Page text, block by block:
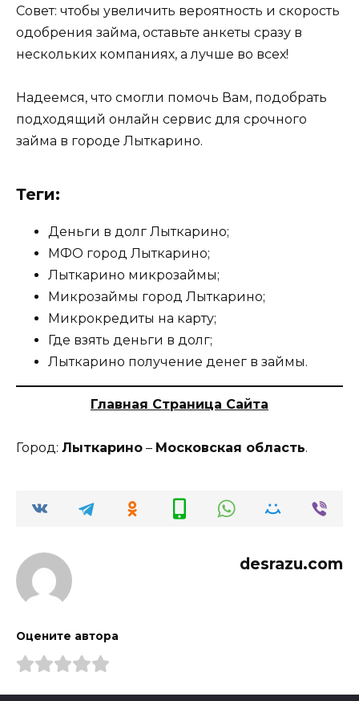
Совет: чтобы увеличить вероятность и скорость
одобрения займа, оставьте анкеты сразу в
нескольких компаниях, а лучше во всех!
Надеемся, что смогли помочь Вам, подобрать
подходящий онлайн сервис для срочного
займа в городе Лыткарино.
Теги:
Деньги в долг Лыткарино;
МФО город Лыткарино;
Лыткарино микрозаймы;
Микрозаймы город Лыткарино;
Микрокредиты на карту;
Где взять деньги в долг;
Лыткарино получение денег в займы.
Главная Страница Сайта
Город: Лыткарино – Московская область.
desrazu.com
Оцените автора